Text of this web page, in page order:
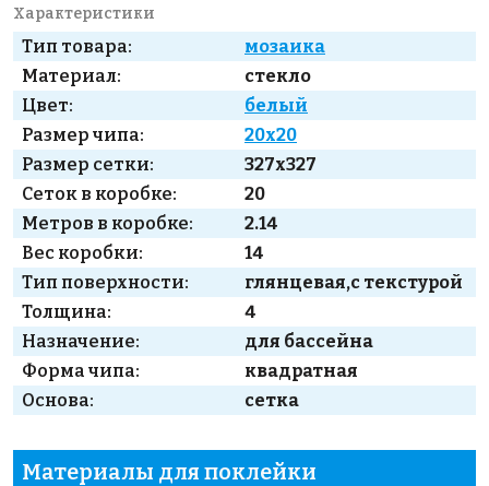
Характеристики
Тип товара:
мозаика
Материал:
стекло
Цвет:
белый
Размер чипа:
20x20
Размер сетки:
327x327
Сеток в коробке:
20
Метров в коробке:
2.14
Вес коробки:
14
Тип поверхности:
глянцевая,с текстурой
Толщина:
4
Назначение:
для бассейна
Форма чипа:
квадратная
Основа:
сетка
Материалы для поклейки